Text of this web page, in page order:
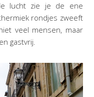
lucht zie je de ene
rondjes zweeft
veel mensen, maar
gastvrij.